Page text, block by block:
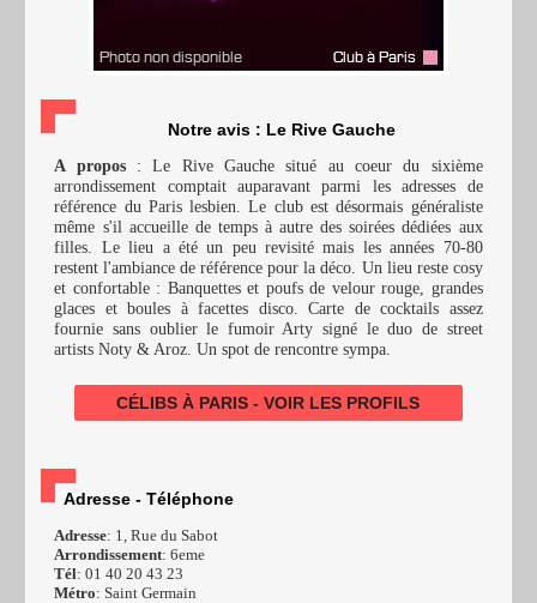
Notre avis : Le Rive Gauche
A propos: Le Rive Gauche situé au coeur du sixième
arrondissement comptait auparavant parmi les adresses de
référence du Paris lesbien. Le club est désormais généraliste
même s'il accueille de temps à autre des soirées dédiées aux
filles. Le lieu a été un peu revisité mais les années 70-80
restent l'ambiance de référence pour la déco. Un lieu reste cosy
et confortable : Banquettes et poufs de velour rouge, grandes
glaces et boules à facettes disco. Carte de cocktails assez
fournie sans oublier le fumoir Arty signé le duo de street
artists Noty & Aroz. Un spot de rencontre sympa.
CÉLIBS À PARIS - VOIR LES PROFILS
Adresse - Téléphone
Adresse: 1, Rue du Sabot
Arrondissement: 6eme
Tél: 01 40 20 43 23
Métro: Saint Germain